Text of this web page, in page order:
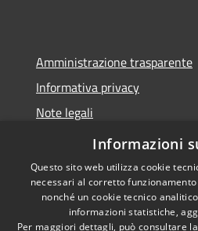
Amministrazione trasparente
Informativa privacy
Note legali
Dichiarazione di accessibilità
Informazioni
Questo sito web utilizza cookie
necessari al corretto
nonché un cookie tecnico
informazioni statistiche,
Per maggiori dettagli, può consultare